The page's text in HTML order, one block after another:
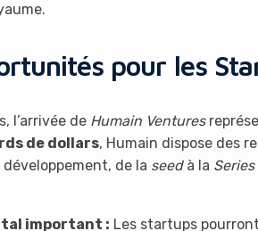
pour les
l’arrivée de Humain Ventures
de dollars, Humain dispose des
de la seedà la Series
important : Les startups